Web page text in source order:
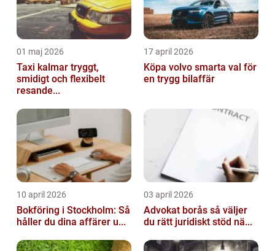
01 maj 2026
Taxi kalmar tryggt,
smidigt och flexibelt
resande...
17 april 2026
Köpa volvo smarta val för
en trygg bilaffär
10 april 2026
Bokföring i Stockholm: Så
håller du dina affärer u...
03 april 2026
Advokat borås så väljer
du rätt juridiskt stöd nä...